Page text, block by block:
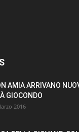
AMIA ARRIVANO
GIOCONDO
2016